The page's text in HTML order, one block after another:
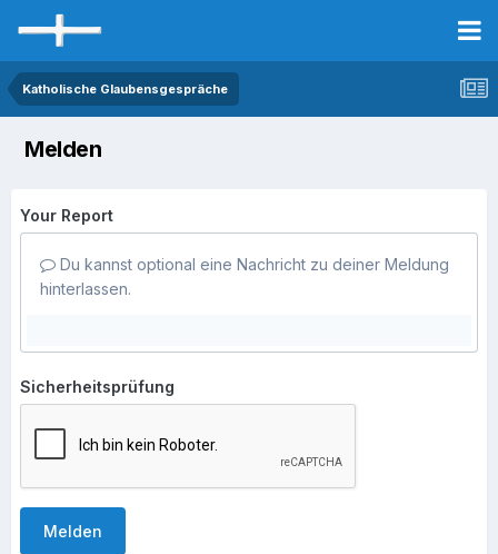
Katholische Glaubensgespräche
Melden
Your Report
Du kannst optional eine Nachricht zu deiner Meldung
hinterlassen.
Sicherheitsprüfung
Melden